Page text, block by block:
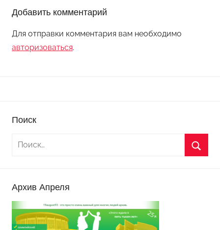
Добавить комментарий
Для отправки комментария вам необходимо
авторизоваться.
Поиск
Архив Апреля